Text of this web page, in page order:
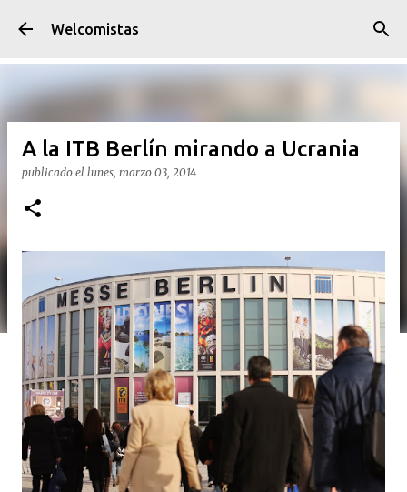
Ir al contenido principal
Welcomistas
A la ITB Berlín mirando a Ucrania
publicado el lunes, marzo 03, 2014